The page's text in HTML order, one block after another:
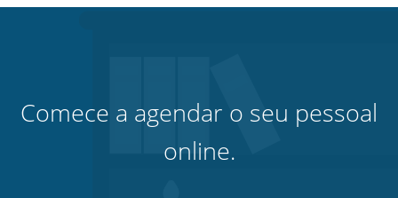
Comece a agendar o seu pessoal
online.